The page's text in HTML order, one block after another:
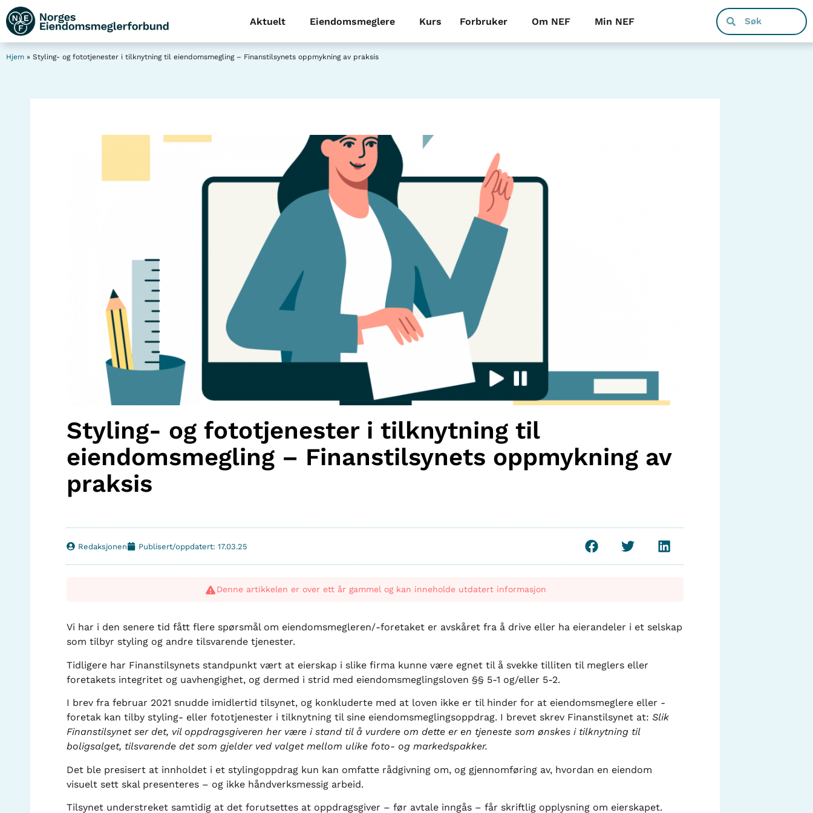
Aktuelt Eiendomsmeglere Kurs Forbruker Om NEF Min NEF
Hjem » Styling- og fototjenester i tilknytning til eiendomsmegling – Finanstilsynets oppmykning av praksis
Styling- og fototjenester i tilknytning til
eiendomsmegling – Finanstilsynets oppmykning av
praksis
Redaksjonen Publisert/oppdatert: 17.03.25
Denne artikkelen er over ett år gammel og kan inneholde utdatert informasjon
Vi har i den senere tid fått flere spørsmål om eiendomsmegleren/-foretaket er avskåret fra å drive eller ha eierandeler i et selskap
som tilbyr styling og andre tilsvarende tjenester.
Tidligere har Finanstilsynets standpunkt vært at eierskap i slike firma kunne være egnet til å svekke tilliten til meglers eller
foretakets integritet og uavhengighet, og dermed i strid med eiendomsmeglingsloven §§ 5-1 og/eller 5-2.
I brev fra februar 2021 snudde imidlertid tilsynet, og konkluderte med at loven ikke er til hinder for at eiendomsmeglere eller -
foretak kan tilby styling- eller fototjenester i tilknytning til sine eiendomsmeglingsoppdrag. I brevet skrev Finanstilsynet at: Slik
Finanstilsynet ser det, vil oppdragsgiveren her være i stand til å vurdere om dette er en tjeneste som ønskes i tilknytning til
boligsalget, tilsvarende det som gjelder ved valget mellom ulike foto- og markedspakker.
Det ble presisert at innholdet i et stylingoppdrag kun kan omfatte rådgivning om, og gjennomføring av, hvordan en eiendom
visuelt sett skal presenteres – og ikke håndverksmessig arbeid.
Tilsynet understreket samtidig at det forutsettes at oppdragsgiver – før avtale inngås – får skriftlig opplysning om eierskapet.